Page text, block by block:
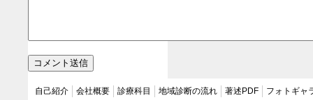
自己紹介 会社概要 診療科目 地域診断の流れ 著述PDF
フォトギャ